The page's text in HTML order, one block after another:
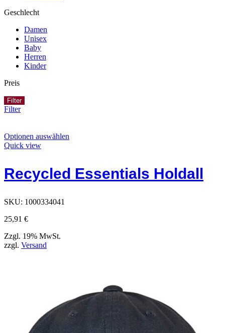
Geschlecht
Damen
Unisex
Baby
Herren
Kinder
Preis
Filter
Filter
Optionen auswählen
die
auf
Quick view
Recycled Essentials Holdall
SKU: 1000334041
25,91 €
Zzgl. 19% MwSt.
zzgl. Versand